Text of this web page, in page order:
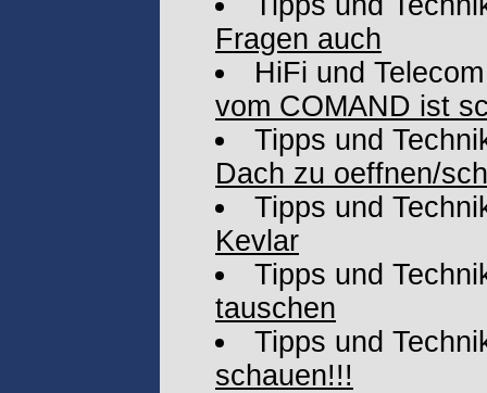
Fragen auch
HiFi und Telecom
vom COMAND ist
Tipps und
Dach zu oeffnen/
Tipps und
Kevlar
Tipps und
tauschen
Tipps und
schauen!!!